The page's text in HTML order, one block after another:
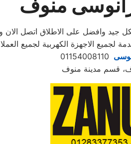
منوف
جيد وافضل على الاطلاق اتصل
لجميع الاجهزة الكهربية لجميع
قسم مدينة منوف